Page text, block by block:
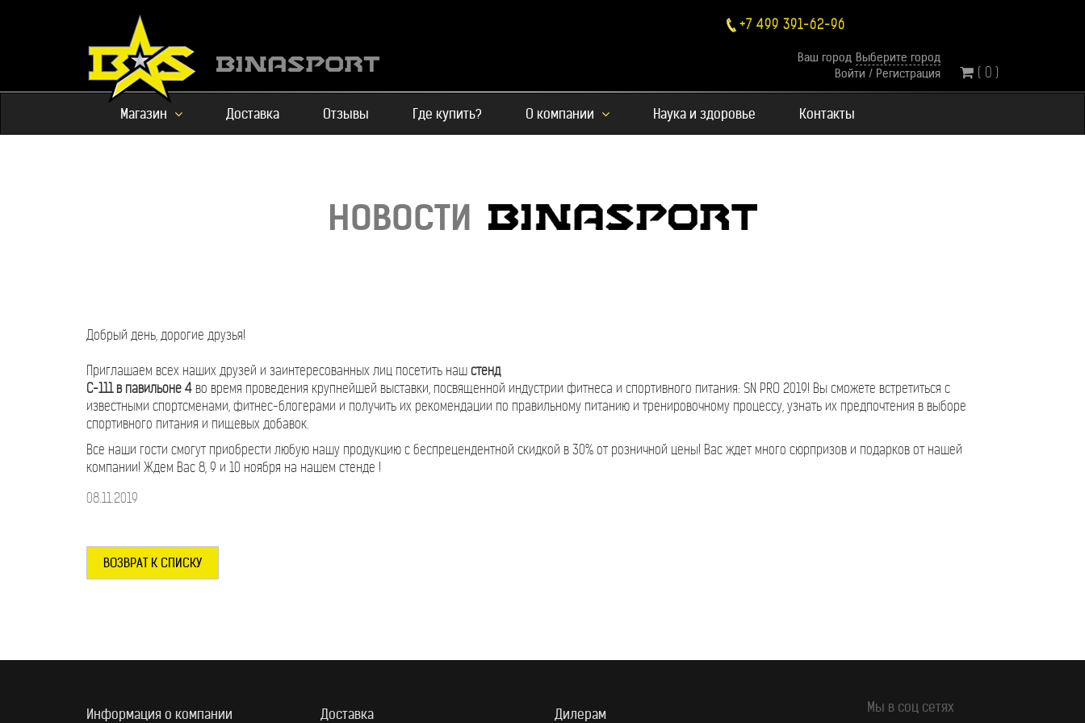
+7 499 391-62-96
Ваш город Выберите город
Войти / Регистрация ( 0 )
Магазин Доставка Отзывы Где купить? О компании Наука и здоровье Контакты
НОВОСТИ
Добрый день, дорогие друзья!
Приглашаем всех наших друзей и заинтересованных лиц посетить нашстенд
С-111 в павильоне 4 во время проведения крупнейшей выставки, посвященной индустрии фитнеса и спортивного питания: SN PRO 2019! Вы сможете встретиться с
известными спортсменами, фитнес-блогерами и получить их рекомендации по правильному питанию и тренировочному процессу, узнать их предпочтения в выборе
спортивного питания и пищевых добавок.
Все наши гости смогут приобрести любую нашу продукцию с беспрецендентной скидкой в 30% от розничной цены! Вас ждет много сюрпризов и подарков от нашей
компании! Ждем Вас 8, 9 и 10 ноября на нашем стенде !
08.11.2019
ВОЗВРАТ К СПИСКУ
Информация о компании Доставка Дилерам Мы в соц сетях